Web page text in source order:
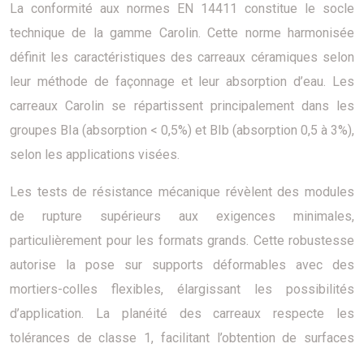
La conformité aux normes EN 14411 constitue le socle
technique de la gamme Carolin. Cette norme harmonisée
définit les caractéristiques des carreaux céramiques selon
leur méthode de façonnage et leur absorption d’eau. Les
carreaux Carolin se répartissent principalement dans les
groupes BIa (absorption < 0,5%) et BIb (absorption 0,5 à 3%),
selon les applications visées.
Les tests de résistance mécanique révèlent des modules
de rupture supérieurs aux exigences minimales,
particulièrement pour les formats grands. Cette robustesse
autorise la pose sur supports déformables avec des
mortiers-colles flexibles, élargissant les possibilités
d’application. La planéité des carreaux respecte les
tolérances de classe 1, facilitant l’obtention de surfaces